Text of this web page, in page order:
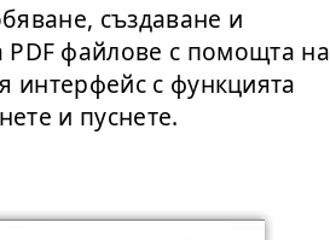
създаване и
файлове с помощта на
интерфейс с функцията
и пуснете.